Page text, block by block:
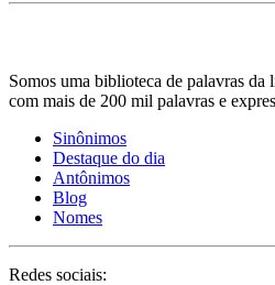
Somos uma biblioteca de palavras da
com mais de 200 mil palavras e
Sinônimos
Destaque do dia
Antônimos
Blog
Nomes
Redes sociais: